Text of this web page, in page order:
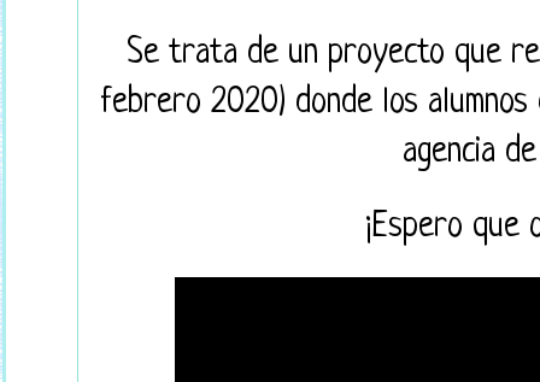
Se trata de un proyecto que
febrero 2020) donde los
agencia
¡Espero que